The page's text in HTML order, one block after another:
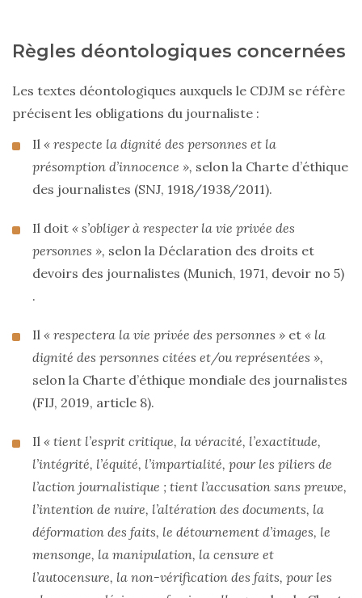
Règles déontologiques concernées
Les textes déontologiques auxquels le CDJM se réfère
précisent les obligations du journaliste :
Il « respecte la dignité des personnes et la
présomption d’innocence », selon la Charte d’éthique
des journalistes (SNJ, 1918/1938/2011).
Il doit « s’obliger à respecter la vie privée des
personnes », selon la Déclaration des droits et
devoirs des journalistes (Munich, 1971, devoir no 5)
.
Il « respectera la vie privée des personnes » et « la
dignité des personnes citées et/ou représentées »,
selon la Charte d’éthique mondiale des journalistes
(FIJ, 2019, article 8).
Il « tient l’esprit critique, la véracité, l’exactitude,
l’intégrité, l’équité, l’impartialité, pour les piliers de
l’action journalistique ; tient l’accusation sans preuve,
l’intention de nuire, l’altération des documents, la
déformation des faits, le détournement d’images, le
mensonge, la manipulation, la censure et
l’autocensure, la non-vérification des faits, pour les